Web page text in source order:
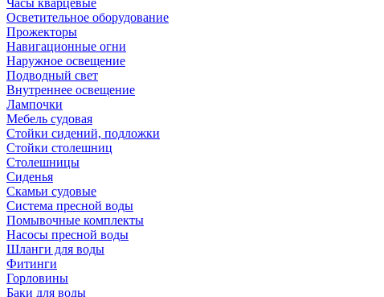
Часы кварцевые
Осветительное оборудование
Прожекторы
Навигационные огни
Наружное освещение
Подводный свет
Внутреннее освещение
Лампочки
Мебель судовая
Стойки сидений, подложки
Стойки столешниц
Столешницы
Сиденья
Скамьи судовые
Система пресной воды
Помывочные комплекты
Насосы пресной воды
Шланги для воды
Фитинги
Горловины
Баки для воды